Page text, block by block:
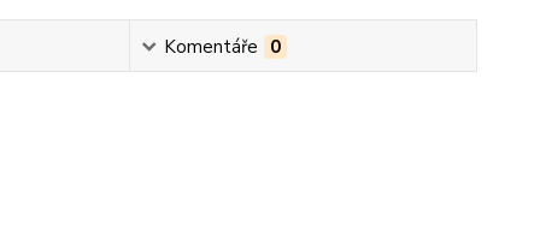
Komentáře 0